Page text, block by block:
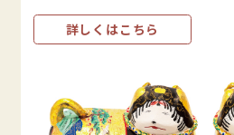
詳しくはこちら